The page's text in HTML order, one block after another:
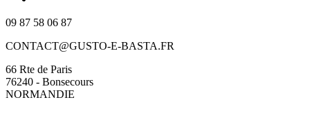
09 87 58 06 87
CONTACT@GUSTO-E-BASTA.FR
66 Rte de Paris
76240 - Bonsecours
NORMANDIE